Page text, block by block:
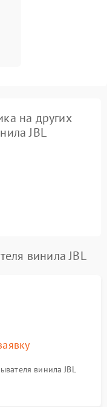
на других
JBL
винила JBL
винила JBL